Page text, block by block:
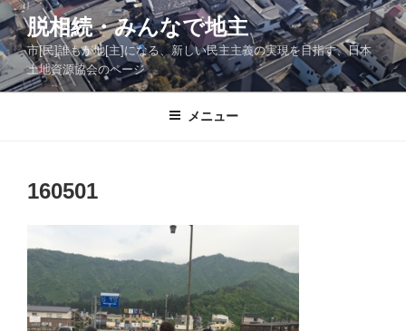
コ
ン
テ
ン
ツ
脱相続・みんなで地主
市[民]誰もが地[主]になる、新しい民主主義の実現を目指す、日本
土地資源協会のページ
メニュー
160501